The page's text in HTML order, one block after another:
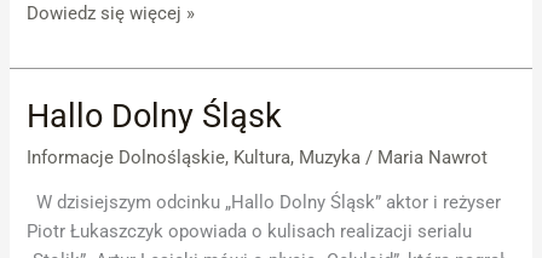
Dowiedz się więcej »
Hallo Dolny Śląsk
Informacje Dolnośląskie, Kultura, Muzyka / Maria Nawrot
W dzisiejszym odcinku „Hallo Dolny Śląsk” aktor i reżyser
Piotr Łukaszczyk opowiada o kulisach realizacji serialu
Hallo
Śląsk